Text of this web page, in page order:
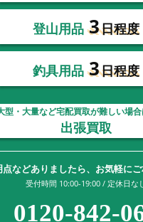
登山用品 3日程度
釣具用品 3日程度
型・大量など宅配買取が難しい場
出張買取
点などありましたら、お気軽に
受付時間 10:00-19:00 / 定休日な
0120-842-